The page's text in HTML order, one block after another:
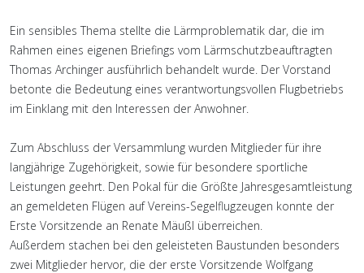
Ein sensibles Thema stellte die Lärmproblematik dar, die im
Rahmen eines eigenen Briefings vom Lärmschutzbeauftragten
Thomas Archinger ausführlich behandelt wurde. Der Vorstand
betonte die Bedeutung eines verantwortungsvollen Flugbetriebs
im Einklang mit den Interessen der Anwohner.
Zum Abschluss der Versammlung wurden Mitglieder für ihre
langjährige Zugehörigkeit, sowie für besondere sportliche
Leistungen geehrt. Den Pokal für die Größte Jahresgesamtleistung
an gemeldeten Flügen auf Vereins-Segelflugzeugen konnte der
Erste Vorsitzende an Renate Mäußl überreichen.
Außerdem stachen bei den geleisteten Baustunden besonders
zwei Mitglieder hervor, die der erste Vorsitzende Wolfgang